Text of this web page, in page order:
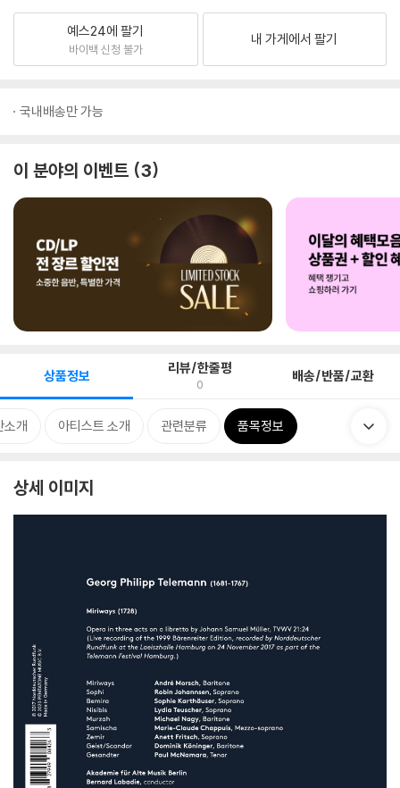
예스24에 팔기
바이백 신청 불가
내 가게에서 팔기
국내배송만 가능
이 분야의 이벤트 3
상품정보 리뷰/한줄평
0 배송/반품/교환
소개 아티스트 소개 관련분류 품목정보
상세 이미지